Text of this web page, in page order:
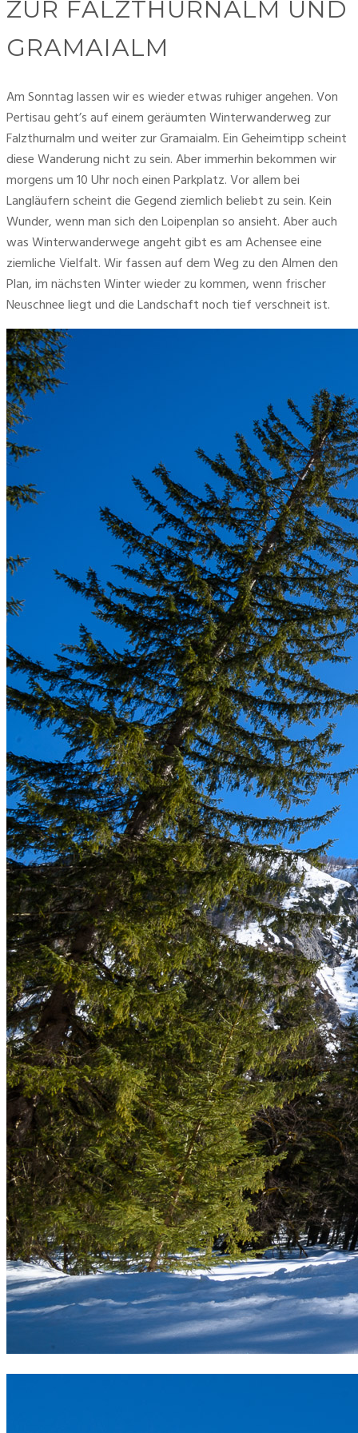
ZUR FALZTHURNALM UND
GRAMAIALM
Am Sonntag lassen wir es wieder etwas ruhiger angehen. Von
Pertisau geht’s auf einem geräumten Winterwanderweg zur
Falzthurnalm und weiter zur Gramaialm. Ein Geheimtipp scheint
diese Wanderung nicht zu sein. Aber immerhin bekommen wir
morgens um 10 Uhr noch einen Parkplatz. Vor allem bei
Langläufern scheint die Gegend ziemlich beliebt zu sein. Kein
Wunder, wenn man sich den Loipenplan so ansieht. Aber auch
was Winterwanderwege angeht gibt es am Achensee eine
ziemliche Vielfalt. Wir fassen auf dem Weg zu den Almen den
Plan, im nächsten Winter wieder zu kommen, wenn frischer
Neuschnee liegt und die Landschaft noch tief verschneit ist.